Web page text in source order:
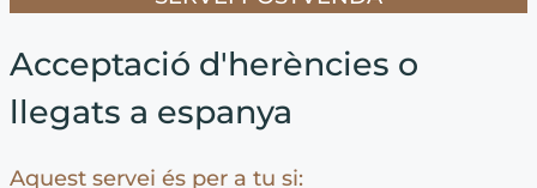
Acceptació d'herències o
llegats a espanya
Aquest servei és per a tu si: